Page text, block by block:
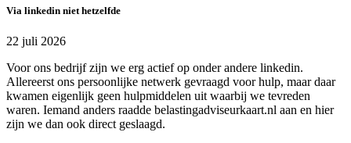
Via linkedin niet hetzelfde
22 juli 2026
Voor ons bedrijf zijn we erg actief op onder andere linkedin.
Allereerst ons persoonlijke netwerk gevraagd voor hulp, maar daar
kwamen eigenlijk geen hulpmiddelen uit waarbij we tevreden
waren. Iemand anders raadde belastingadviseurkaart.nl aan en hier
zijn we dan ook direct geslaagd.